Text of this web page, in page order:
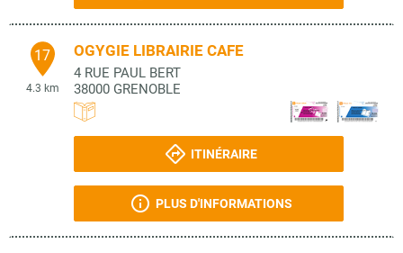
17
4.3 km
OGYGIE LIBRAIRIE CAFE
4 RUE PAUL BERT
38000 GRENOBLE
ITINÉRAIRE
PLUS D'INFORMATIONS